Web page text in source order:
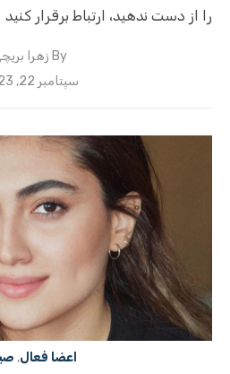
را از دست ندهید، ارتباط برقرار کنید
By زهرا
Posted
سپتامبر 22, 2023
اعضا فعال,